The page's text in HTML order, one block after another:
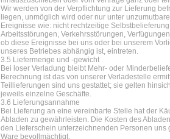
Wir werden von der Verpflichtung zur Lieferung
liegen, unmöglich wird oder nur unter
Ereignisse wie: nicht rechtzeitige
Arbeitsstörungen, Verkehrsstörungen,
ob diese Ereignisse bei uns oder bei unserem
unseres Betriebes abhängig ist, eintreten.
3.5 Liefermenge und -gewicht
Bei loser Verladung bleibt Mehr- oder
Berechnung ist das von unserer Verladestelle
Teillieferungen sind uns gestattet; sie gelten
jeweils einzelne Geschäfte.
3.6 Lieferungsannahme
Bei Lieferung an eine vereinbarte Stelle hat der
Abladen zu gewährleisten. Die Kosten des
den Lieferschein unterzeichnenden Personen
Ware bevollmächtigt.